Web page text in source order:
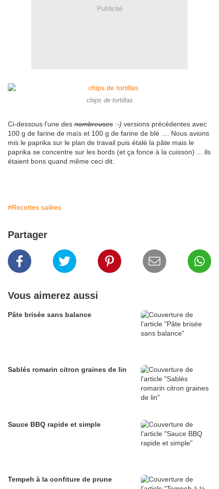
Publicité
chips de tortillas
Ci-dessous l'une des nombreuses :-) versions précédentes avec
100 g de farine de maïs et 100 g de farine de blé .... Nous avions
mis le paprika sur le plan de travail puis étalé la pâte mais le
paprika se concentre sur les bords (et ça fonce à la cuisson) ... ils
étaient bons quand même ceci dit.
#Recettes salées
Partager
Vous aimerez aussi
Pâte brisée sans balance
Sablés romarin citron graines de lin
Sauce BBQ rapide et simple
Tempeh à la confiture de prune